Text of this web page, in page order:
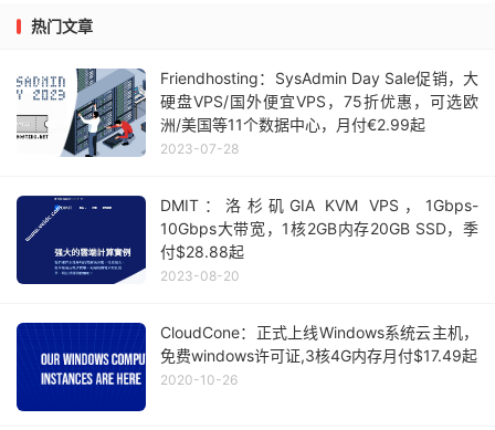
热门文章
Friendhosting：SysAdmin Day Sale促销，大
硬盘VPS/国外便宜VPS，75折优惠，可选欧
洲/美国等11个数据中心，月付€2.99起
2023-07-28
DMIT：洛杉矶GIA KVM VPS，1Gbps-
10Gbps大带宽，1核2GB内存20GB SSD，季
付$28.88起
2023-08-20
CloudCone：正式上线Windows系统云主机，
免费windows许可证,3核4G内存月付$17.49起
2020-10-26